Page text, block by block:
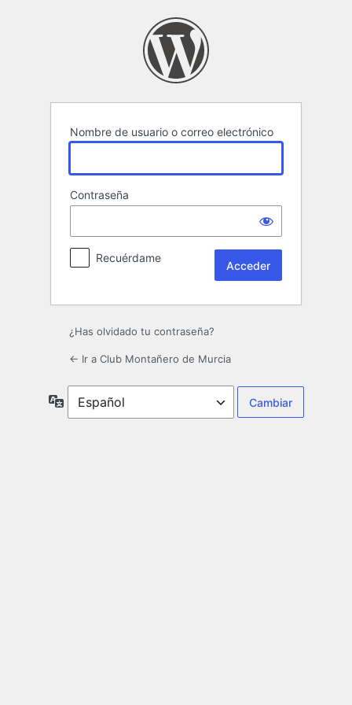
Nombre de usuario o correo electrónico
Contraseña
Recuérdame
¿Has olvidado tu contraseña?
← Ir a Club Montañero de Murcia
Idioma